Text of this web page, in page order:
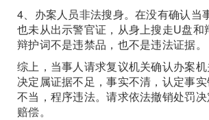
4、办案人员非法搜身。在没有确认当
也未从出示警官证，从身上搜走U盘和
辩护词不是违禁品，也不是违法证据。
综上，当事人请求复议机关确认办案
决定属证据不足，事实不清，认定事
不当，程序违法。请求依法撤销处罚
赔偿。